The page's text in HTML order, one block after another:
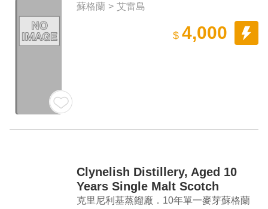
蘇格蘭 > 艾雷島
$ 4,000
Clynelish Distillery, Aged 10
Years Single Malt Scotch
Whisky (2023 Special Release)
克里尼利基蒸餾廠．10年單一麥芽蘇格蘭